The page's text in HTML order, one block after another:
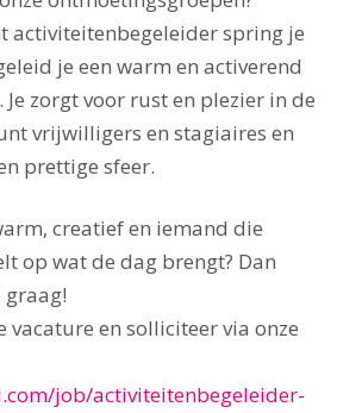
activiteitenbegeleider spring je
je een warm en activerend
zorgt voor rust en plezier in de
vrijwilligers en stagiaires en
prettige sfeer.
creatief en iemand die
op wat de dag brengt? Dan
graag!
vacature en solliciteer via onze
job/activiteitenbegeleider-